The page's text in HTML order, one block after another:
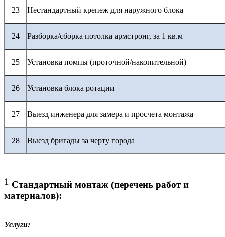
23 Нестандартный крепеж для наружного блока
24 Разборка/сборка потолка армстронг, за 1 кв.м
25 Установка помпы (проточной/накопительной)
26 Установка блока ротации
27 Выезд инженера для замера и просчета монтажа
28 Выезд бригады за черту города
1 Стандартный монтаж (перечень работ и
материалов):
Услуги: